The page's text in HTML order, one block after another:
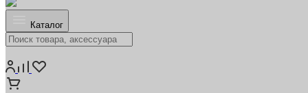
Каталог